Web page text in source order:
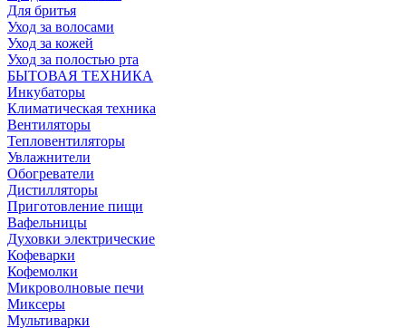
Для бритья
Уход за волосами
Уход за кожей
Уход за полостью рта
БЫТОВАЯ ТЕХНИКА
Инкубаторы
Климатическая техника
Вентиляторы
Тепловентиляторы
Увлажнители
Обогреватели
Дистилляторы
Приготовление пищи
Вафельницы
Духовки электрические
Кофеварки
Кофемолки
Микроволновые печи
Миксеры
Мультиварки